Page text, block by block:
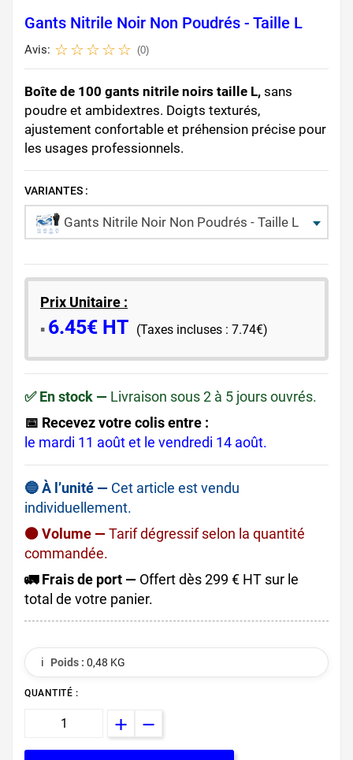
Gants Nitrile Noir Non Poudrés - Taille L
Avis: (0)
Boîte de 100 gants nitrile noirs taille L, sans
poudre et ambidextres. Doigts texturés,
ajustement confortable et préhension précise pour
les usages professionnels.
VARIANTES :
Gants Nitrile Noir Non Poudrés - Taille L
Prix Unitaire :
​▪️​ 6.45€ HT (Taxes incluses : 7.74€)
✅ En stock — Livraison sous 2 à 5 jours ouvrés.
📅 Recevez votre colis entre :
le mardi 11 août et le vendredi 14 août.
🔵 À l’unité — Cet article est vendu
individuellement.
🟠 Volume —Tarif dégressif selon la quantité
commandée.
🚛 Frais de port — Offert dès 299 € HT sur le
total de votre panier.
ℹ️ Poids : 0,48 KG
QUANTITÉ :